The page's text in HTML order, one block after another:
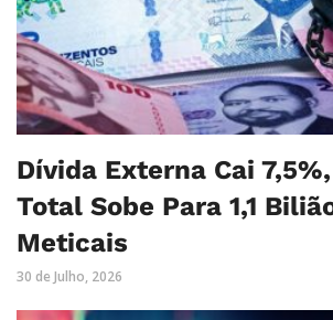
Dívida Externa Cai
Total Sobe Para 1,1
Meticais
30 de Julho, 2026